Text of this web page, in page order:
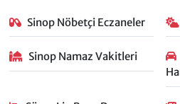
Sinop Nöbetçi Eczaneler
Sinop Namaz Vakitleri